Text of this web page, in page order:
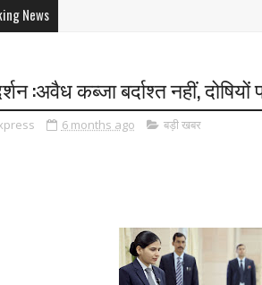
News
:अवैध कब्जा बर्दाश्त नहीं,
6 months ago बड़ी खबर